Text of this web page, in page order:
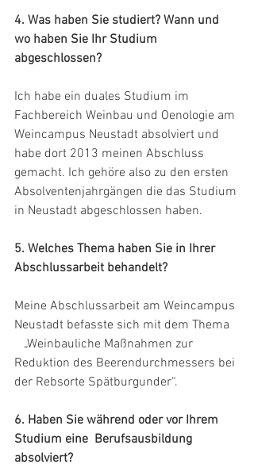
4. Was haben Sie studiert? Wann und
wo haben Sie Ihr Studium
abgeschlossen?
Ich habe ein duales Studium im
Fachbereich Weinbau und Oenologie am
Weincampus Neustadt absolviert und
habe dort 2013 meinen Abschluss
gemacht. Ich gehöre also zu den ersten
Absolventenjahrgängen die das Studium
in Neustadt abgeschlossen haben.
5. Welches Thema haben Sie in Ihrer
Abschlussarbeit behandelt?
Meine Abschlussarbeit am Weincampus
Neustadt befasste sich mit dem Thema
   „Weinbauliche Maßnahmen zur
Reduktion des Beerendurchmessers bei
der Rebsorte Spätburgunder“.
6. Haben Sie während oder vor Ihrem
Studium eine  Berufsausbildung
absolviert?